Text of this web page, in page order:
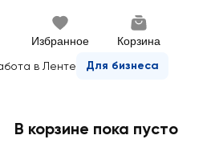
Избранное Корзина
в Ленте Для бизнеса
В корзине пока пусто